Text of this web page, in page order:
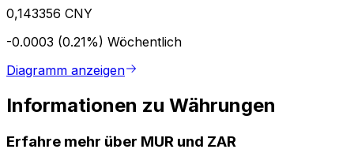
0,143356 CNY
-0.0003 (0.21%) Wöchentlich
Diagramm anzeigen
Informationen zu Währungen
Erfahre mehr über MUR und ZAR